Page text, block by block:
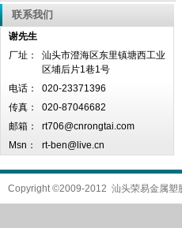
联系我们
谢先生
厂址：
汕头市澄海区东里镇塘西工业
区埔后片1巷1号
电话：
020-23371396
传真：
020-87046682
邮箱：
rt706@cnrongtai.com
Msn：
rt-ben@live.cn
Copyright ©2009-2012 汕头荣易金属